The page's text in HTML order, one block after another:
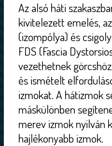
Az alsó háti
kivitelezett emelés,
(izompólya) és
FDS (Fascia
vezethetnek
és ismételt
izmokat. A hátizmok
máskülönben
merev izmok nyilván
hajlékonyabb izmok.